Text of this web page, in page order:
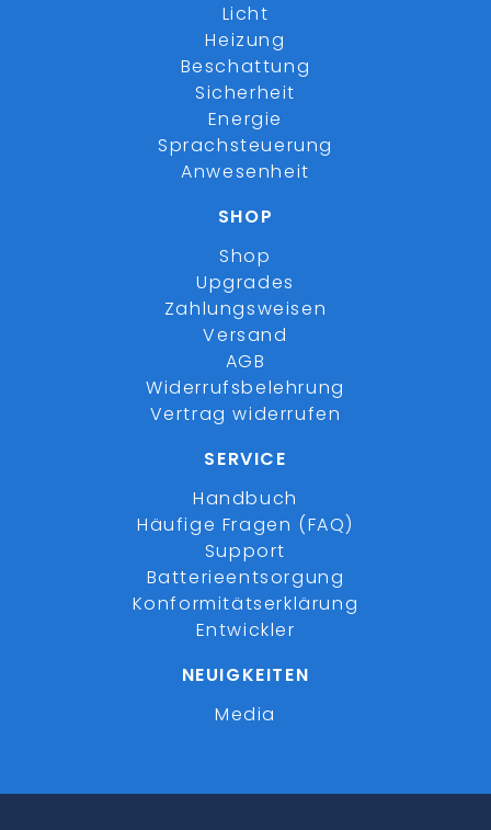
Licht
Heizung
Beschattung
Sicherheit
Energie
Sprachsteuerung
Anwesenheit
SHOP
Shop
Upgrades
Zahlungsweisen
Versand
AGB
Widerrufsbelehrung
Vertrag widerrufen
SERVICE
Handbuch
Häufige Fragen (FAQ)
Support
Batterieentsorgung
Konformitätserklärung
Entwickler
NEUIGKEITEN
Media